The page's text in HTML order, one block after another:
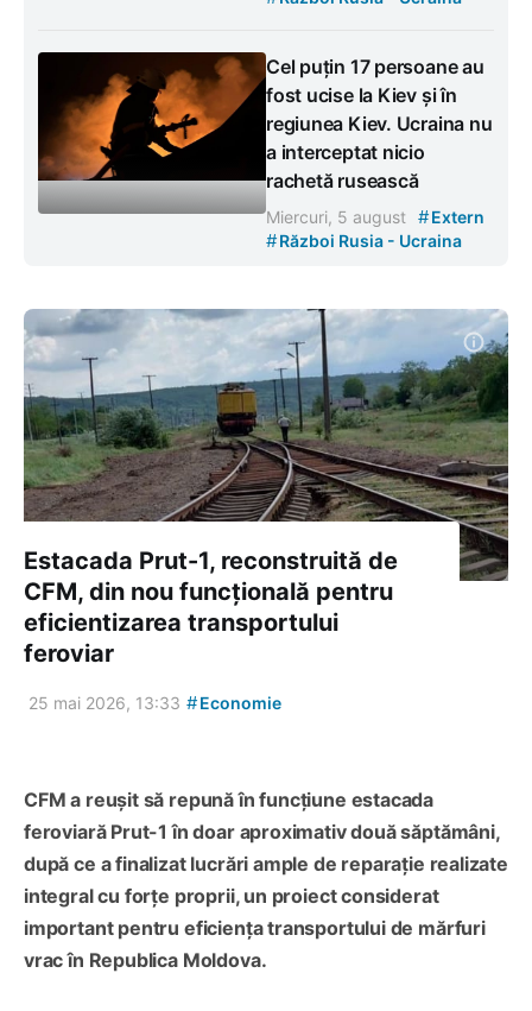
Cel puțin 17 persoane au
fost ucise la Kiev și în
regiunea Kiev. Ucraina nu
a interceptat nicio
rachetă rusească
Miercuri, 5 august #Extern
#Război Rusia - Ucraina
Estacada Prut-1, reconstruită de
CFM, din nou funcțională pentru
eficientizarea transportului
feroviar
25 mai 2026, 13:33 #Economie
CFM a reușit să repună în funcțiune estacada
feroviară Prut-1 în doar aproximativ două săptămâni,
după ce a finalizat lucrări ample de reparație realizate
integral cu forțe proprii, un proiect considerat
important pentru eficiența transportului de mărfuri
vrac în Republica Moldova.